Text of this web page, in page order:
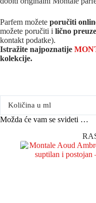
Parfem možete poručiti
možete poručiti i lično
kontakt podatke).
Istražite najpoznatije
kolekcije.
Količina u ml
Možda će vam se svideti …